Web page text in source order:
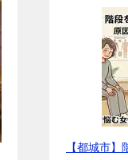
【都城市